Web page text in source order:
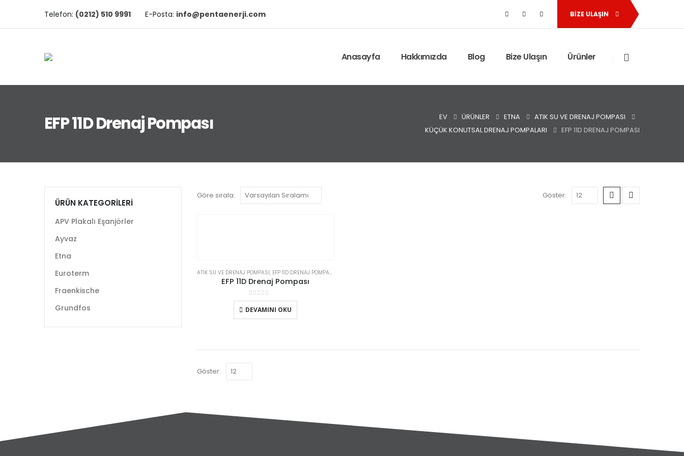
Telefon: (0212) 510 9991 E-Posta: info@pentaenerji.com BIZE ULAŞIN
Anasayfa Hakkımızda Blog Bize Ulaşın Ürünler
EFP 11D Drenaj Pompası EV ÜRÜNLER ETNA
ATIK SU VE DRENAJ POMPASI
KÜÇÜK KONUTSAL DRENAJ POMPALARI
EFP 11D DRENAJ POMPASI
Göre sırala: Göster:
ATIK SU VE DRENAJ POMPASI, EFP 11D DRENAJ POMPASI
EFP 11D Drenaj Pompası
05 üzerinden
DEVAMINI OKU
Göster:
ÜRÜN KATEGORILERI
APV Plakalı Eşanjörler
Ayvaz
Etna
Euroterm
Fraenkische
Grundfos